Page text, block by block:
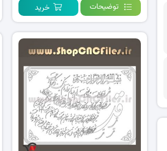
توضیحات
خرید